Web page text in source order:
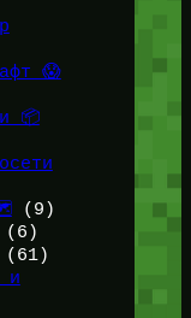
😱
📦
(9)
(6)
(61)
и